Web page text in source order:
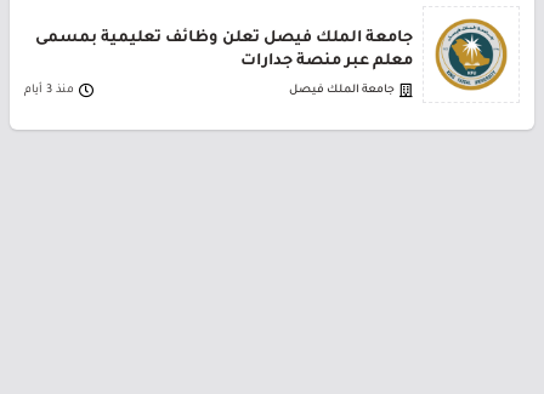
جامعة الملك فيصل تعلن وظائف تعليمية بمسمى
معلم عبر منصة جدارات
جامعة الملك فيصل منذ 3 أيام